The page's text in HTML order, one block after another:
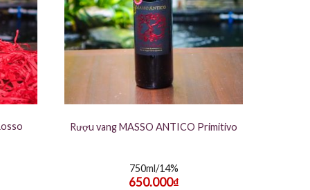
Rượu vang MASSO ANTICO Primitivo
750ml/14%
650.000₫